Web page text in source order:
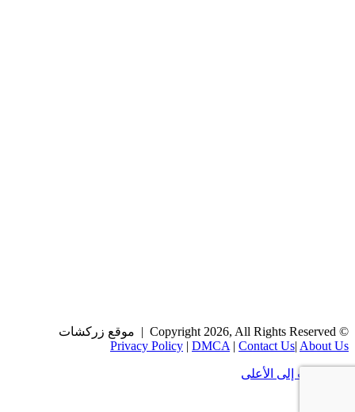
© Copyright 2026, All Rights Reserved | موقع زركشات
Privacy Policy | DMCA | Contact Us| About Us
زر الذهاب إلى الأعلى